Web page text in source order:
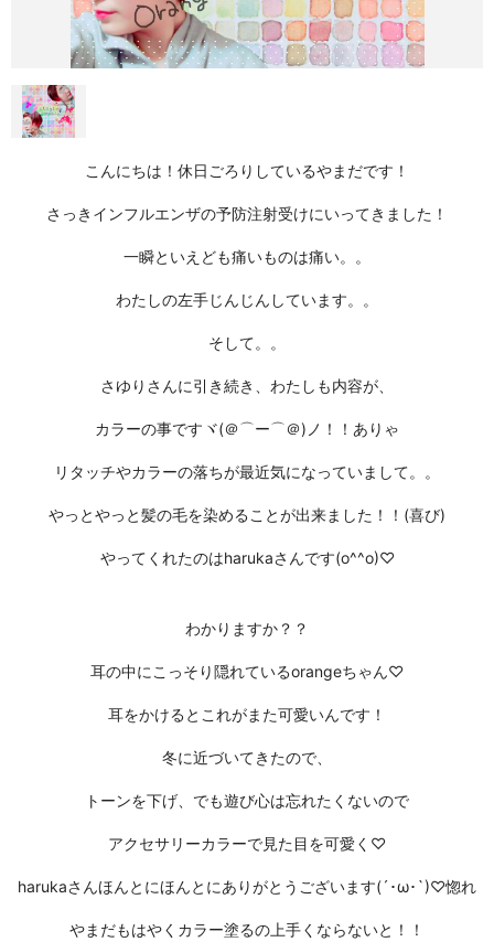
こんにちは！休日ごろりしているやまだです！
さっきインフルエンザの予防注射受けにいってきました！
一瞬といえども痛いものは痛い。。
わたしの左手じんじんしています。。
そして。。
さゆりさんに引き続き、わたしも内容が、
カラーの事ですヾ(＠⌒ー⌒＠)ノ！！ありゃ
リタッチやカラーの落ちが最近気になっていまして。。
やっとやっと髪の毛を染めることが出来ました！！(喜び)
やってくれたのはharukaさんです(o^^o)♡
わかりますか？？
耳の中にこっそり隠れているorangeちゃん♡
耳をかけるとこれがまた可愛いんです！
冬に近づいてきたので、
トーンを下げ、でも遊び心は忘れたくないので
アクセサリーカラーで見た目を可愛く♡
harukaさんほんとにほんとにありがとうございます(´･ω･`)♡惚れ
やまだもはやくカラー塗るの上手くならないと！！